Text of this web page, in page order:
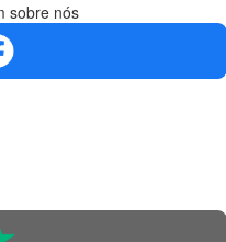
sobre nós